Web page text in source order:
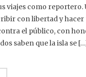
viajes como reportero.
con libertad y
el público, con
saben que la isla se